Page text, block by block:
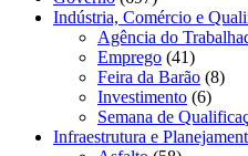
Indústria, Comércio e
Agência do
Emprego (41)
Feira da Barão (8)
Investimento (6)
Semana de
Infraestrutura e